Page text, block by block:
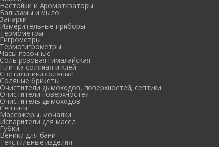
Настойки и Ароматизаторы
Бальзамы и мыло
Запарки
Измерительные приборы
Термометры
Гигрометры
Термогигрометры
Часы песочные
Соль розовая гималайская
Плитка соляная и клей
Светильники соляные
Соляные брикеты
Очистители дымоходов, поверхностей, септики
Очистители поверхностей
Очиститель дымоходов
Септики
Массажеры, мочалки
Испарители для масел
Губки
Веники для бани
Текстильные изделия